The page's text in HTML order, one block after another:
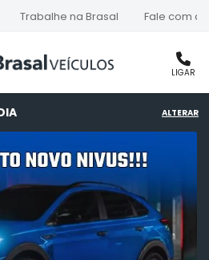
Trabalhe na Brasal Fale com a
LIGAR
ALTERAR